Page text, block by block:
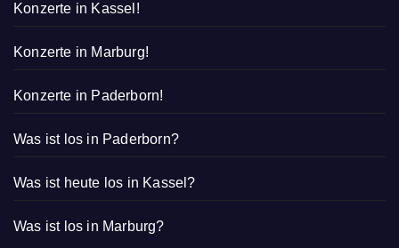
Konzerte in Kassel!
Konzerte in Marburg!
Konzerte in Paderborn!
Was ist los in Paderborn?
Was ist heute los in Kassel?
Was ist los in Marburg?